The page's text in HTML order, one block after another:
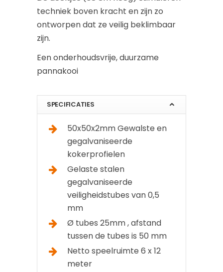
techniek boven kracht en zijn zo
ontworpen dat ze veilig beklimbaar
zijn.
Een onderhoudsvrije, duurzame
pannakooi
SPECIFICATIES
50x50x2mm Gewalste en
gegalvaniseerde
kokerprofielen
Gelaste stalen
gegalvaniseerde
veiligheidstubes van 0,5
mm
Ø tubes 25mm , afstand
tussen de tubes is 50 mm
Netto speelruimte 6 x 12
meter